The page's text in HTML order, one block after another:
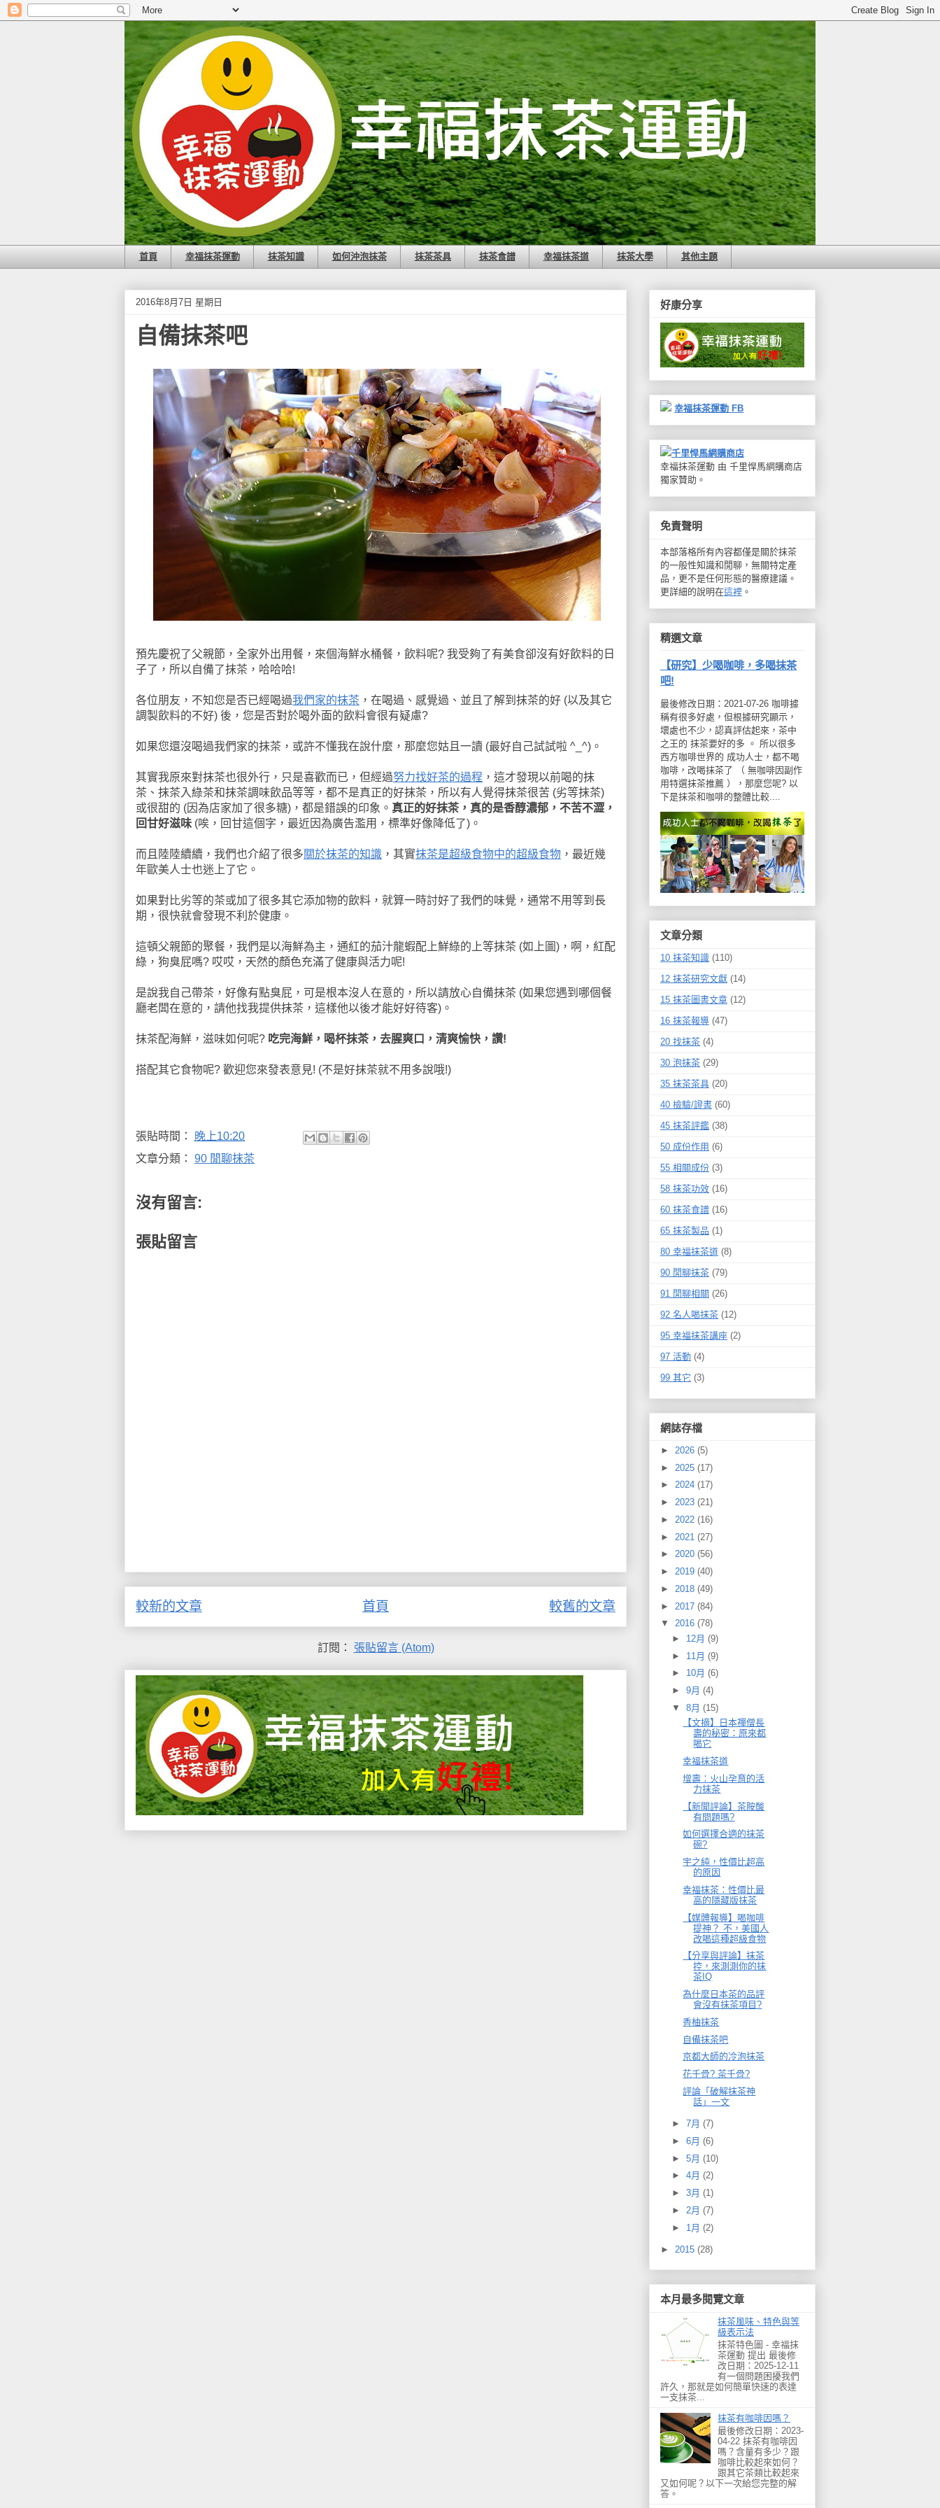
首頁 幸福抹茶運動 抹茶知識 如何沖泡抹茶 抹茶茶具 抹茶食譜 幸福抹茶道 抹茶大學 其他主題
2016年8月7日 星期日
自備抹茶吧
預先慶祝了父親節，全家外出用餐，來個海鮮水桶餐，飲料呢? 我受夠了有美食卻沒有好飲料的日
子了，所以自備了抹茶，哈哈哈!
各位朋友，不知您是否已經喝過我們家的抹茶 ，在喝過、感覺過、並且了解到抹茶的好 (以及其它
調製飲料的不好) 後，您是否對於喝外面的飲料會很有疑慮?
如果您還沒喝過我們家的抹茶，或許不懂我在說什麼，那麼您姑且一讀 (最好自己試試啦 ^_^)。
其實我原來對抹茶也很外行，只是喜歡而已，但經過努力找好茶的過程 ，這才發現以前喝的抹
茶、抹茶入綠茶和抹茶調味飲品等等，都不是真正的好抹茶，所以有人覺得抹茶很苦 (劣等抹茶)
或很甜的 (因為店家加了很多糖)，都是錯誤的印象。 真正的好抹茶，真的是香醇濃郁，不苦不澀，
回甘好滋味 (唉，回甘這個字，最近因為廣告濫用，標準好像降低了)。
而且陸陸續續，我們也介紹了很多關於抹茶的知識 ，其實抹茶是超級食物中的超級食物 ，最近幾
年歐美人士也迷上了它。
如果對比劣等的茶或加了很多其它添加物的飲料，就算一時討好了我們的味覺，通常不用等到長
期，很快就會發現不利於健康。
這頓父親節的聚餐，我們是以海鮮為主，通紅的茄汁龍蝦配上鮮綠的上等抹茶 (如上圖)，啊，紅配
綠，狗臭屁嗎? 哎哎，天然的顏色充滿了健康與活力呢!
是說我自己帶茶，好像有點臭屁，可是根本沒人在意的，所以請放心自備抹茶 (如果您遇到哪個餐
廳老闆在意的，請他找我提供抹茶，這樣他以後才能好好待客)。
抹茶配海鮮，滋味如何呢? 吃完海鮮，喝杯抹茶，去腥爽口，清爽愉快，讚!
搭配其它食物呢? 歡迎您來發表意見! (不是好抹茶就不用多說哦!)
張貼時間：
晚上10:20
文章分類： 90 閒聊抹茶
沒有留言:
張貼留言
較新的文章 較舊的文章
首頁
訂閱： 張貼留言 (Atom)
好康分享
幸福抹茶運動 FB
千里悍馬網購商店
幸福抹茶運動 由 千里悍馬網購商店
獨家贊助。
免責聲明
本部落格所有內容都僅是關於抹茶
的一般性知識和閒聊，無關特定產
品，更不是任何形態的醫療建議。
更詳細的說明在這裡 。
精選文章
【研究】少喝咖啡，多喝抹茶
吧!
最後修改日期：2021-07-26 咖啡據
稱有很多好處，但根據研究顯示，
壞處也不少，認真評估起來，茶中
之王的 抹茶要好的多 。 所以很多
西方咖啡世界的 成功人士，都不喝
咖啡，改喝抹茶了 （ 無咖啡因副作
用特選抹茶推薦 ），那麼您呢? 以
下是抹茶和咖啡的整體比較....
文章分類
10 抹茶知識 (110)
12 抹茶研究文獻 (14)
15 抹茶圖書文章 (12)
16 抹茶報導 (47)
20 找抹茶 (4)
30 泡抹茶 (29)
35 抹茶茶具 (20)
40 檢驗/證書 (60)
45 抹茶評鑑 (38)
50 成份作用 (6)
55 相關成份 (3)
58 抹茶功效 (16)
60 抹茶食譜 (16)
65 抹茶製品 (1)
80 幸福抹茶道 (8)
90 閒聊抹茶 (79)
91 閒聊相關 (26)
92 名人喝抹茶 (12)
95 幸福抹茶講座 (2)
97 活動 (4)
99 其它 (3)
網誌存檔
► 2026 (5)
► 2025 (17)
► 2024 (17)
► 2023 (21)
► 2022 (16)
► 2021 (27)
► 2020 (56)
► 2019 (40)
► 2018 (49)
► 2017 (84)
▼ 2016 (78)
► 12月 (9)
► 11月 (9)
► 10月 (6)
► 9月 (4)
▼ 8月 (15)
【文摘】日本禪僧長
壽的秘密：原來都
喝它
幸福抹茶道
增壽：火山孕育的活
力抹茶
【新聞評論】茶胺酸
有問題嗎?
如何選擇合適的抹茶
碗?
宇之純，性價比超高
的原因
幸福抹茶：性價比最
高的隱藏版抹茶
【媒體報導】喝咖啡
提神？ 不，美國人
改喝這種超級食物
【分享與評論】抹茶
控，來測測你的抹
茶IQ
為什麼日本茶的品評
會沒有抹茶項目?
香柚抹茶
自備抹茶吧
京都大師的冷泡抹茶
花千骨? 茶千骨?
評論「破解抹茶神
話」一文
► 7月 (7)
► 6月 (6)
► 5月 (10)
► 4月 (2)
► 3月 (1)
► 2月 (7)
► 1月 (2)
► 2015 (28)
本月最多閱覽文章
抹茶風味、特色與等
級表示法
抹茶特色圖 - 幸福抹
茶運動 提出 最後修
改日期：2025-12-11
有一個問題困擾我們
許久，那就是如何簡單快速的表達
一支抹茶...
抹茶有咖啡因嗎？
最後修改日期：2023-
04-22 抹茶有咖啡因
嗎？含量有多少？跟
咖啡比較起來如何？
跟其它茶類比較起來
又如何呢？以下一次給您完整的解
答。